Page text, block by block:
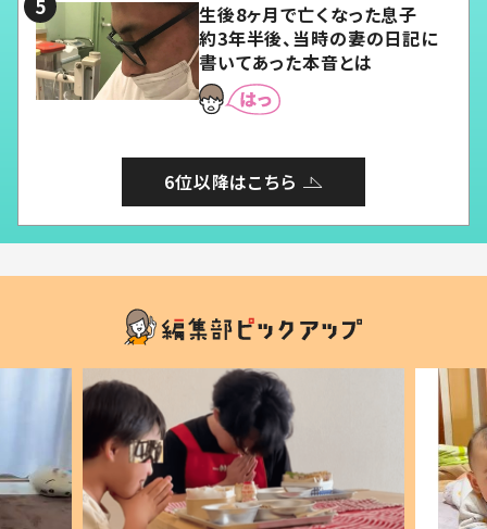
生後8ヶ月で亡くなった息子
約3年半後、当時の妻の日記に
書いてあった本音とは
6位以降はこちら